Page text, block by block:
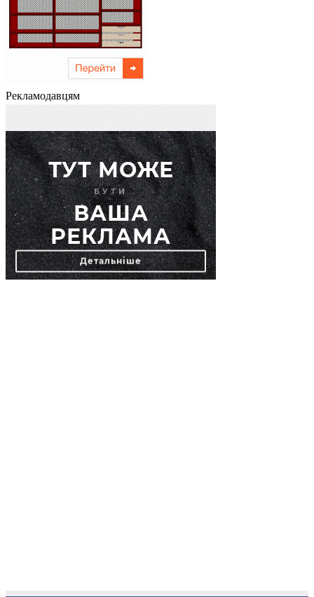
Рекламодавцям